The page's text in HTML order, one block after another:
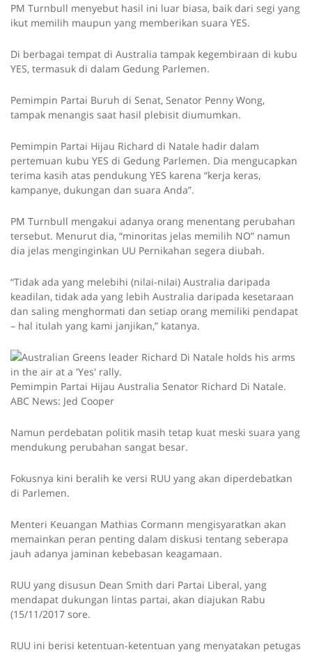
PM Turnbull menyebut hasil ini luar biasa, baik dari segi yang
ikut memilih maupun yang memberikan suara YES.
Di berbagai tempat di Australia tampak kegembiraan di kubu
YES, termasuk di dalam Gedung Parlemen.
Pemimpin Partai Buruh di Senat, Senator Penny Wong,
tampak menangis saat hasil plebisit diumumkan.
Pemimpin Partai Hijau Richard di Natale hadir dalam
pertemuan kubu YES di Gedung Parlemen. Dia mengucapkan
terima kasih atas pendukung YES karena “kerja keras,
kampanye, dukungan dan suara Anda”.
PM Turnbull mengakui adanya orang menentang perubahan
tersebut. Menurut dia, “minoritas jelas memilih NO” namun
dia jelas menginginkan UU Pernikahan segera diubah.
“Tidak ada yang melebihi (nilai-nilai) Australia daripada
keadilan, tidak ada yang lebih Australia daripada kesetaraan
dan saling menghormati dan setiap orang memiliki pendapat
– hal itulah yang kami janjikan,” katanya.
Pemimpin Partai Hijau Australia Senator Richard Di Natale.
ABC News: Jed Cooper
Namun perdebatan politik masih tetap kuat meski suara yang
mendukung perubahan sangat besar.
Fokusnya kini beralih ke versi RUU yang akan diperdebatkan
di Parlemen.
Menteri Keuangan Mathias Cormann mengisyaratkan akan
memainkan peran penting dalam diskusi tentang seberapa
jauh adanya jaminan kebebasan keagamaan.
RUU yang disusun Dean Smith dari Partai Liberal, yang
mendapat dukungan lintas partai, akan diajukan Rabu
(15/11/2017 sore.
RUU ini berisi ketentuan-ketentuan yang menyatakan petugas